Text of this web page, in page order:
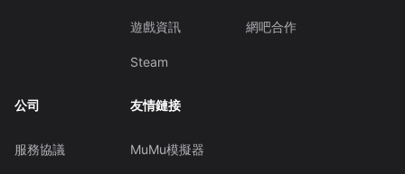
遊戲資訊
Steam
網吧合作
公司
服務協議
友情鏈接
MuMu模擬器